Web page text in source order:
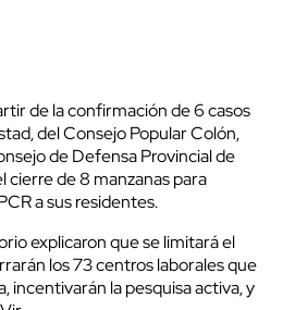
de la confirmación de 6 casos
del Consejo Popular Colón,
de Defensa Provincial de
cierre de 8 manzanas para
a sus residentes.
explicaron que se limitará el
los 73 centros laborales que
incentivarán la pesquisa activa, y